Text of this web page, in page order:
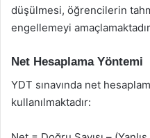
düşülmesi, öğrencilerin
engellemeyi
Net Hesaplama Yöntemi
YDT sınavında net
kullanılmaktadır: